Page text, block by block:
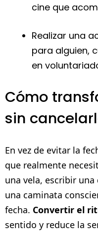
cine que
Realizar una
para alguien,
en
Cómo
sin
En vez de evitar la
que realmente
una vela, escribir
una caminata
fecha. Convertir el
sentido y reduce la